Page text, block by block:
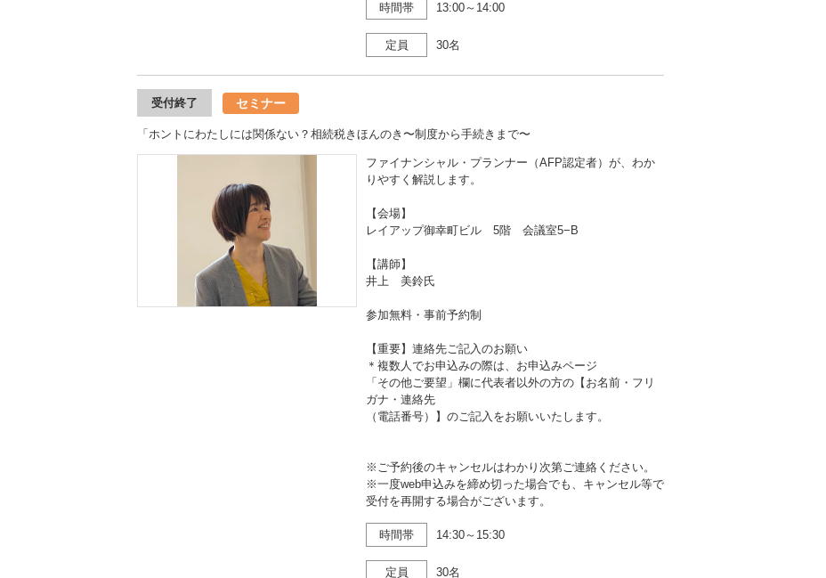
時間帯 13:00～14:00
定員 30名
受付終了 セミナー
「ホントにわたしには関係ない？相続税きほんのき〜制度から手続きまで〜
ファイナンシャル・プランナー（AFP認定者）が、わか
りやすく解説します。
【会場】
レイアップ御幸町ビル 5階 会議室5−B
【講師】
井上 美鈴氏
参加無料・事前予約制
【重要】連絡先ご記入のお願い
＊複数人でお申込みの際は、お申込みページ
「その他ご要望」欄に代表者以外の方の【お名前・フリ
ガナ・連絡先
（電話番号）】のご記入をお願いいたします。
※ご予約後のキャンセルはわかり次第ご連絡ください。
※一度web申込みを締め切った場合でも、キャンセル等で
受付を再開する場合がございます。
時間帯 14:30～15:30
定員 30名